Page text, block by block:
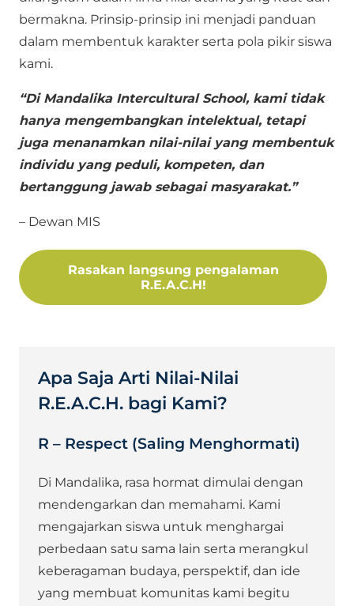
bermakna. Prinsip-prinsip ini menjadi panduan
dalam membentuk karakter serta pola pikir siswa
kami.
“Di Mandalika Intercultural School, kami tidak
hanya mengembangkan intelektual, tetapi
juga menanamkan nilai-nilai yang membentuk
individu yang peduli, kompeten, dan
bertanggung jawab sebagai masyarakat.”
– Dewan MIS
Rasakan langsung pengalaman
R.E.A.C.H!
Apa Saja Arti Nilai-Nilai
R.E.A.C.H. bagi Kami?
R – Respect (Saling Menghormati)
Di Mandalika, rasa hormat dimulai dengan
mendengarkan dan memahami. Kami
mengajarkan siswa untuk menghargai
perbedaan satu sama lain serta merangkul
keberagaman budaya, perspektif, dan ide
yang membuat komunitas kami begitu